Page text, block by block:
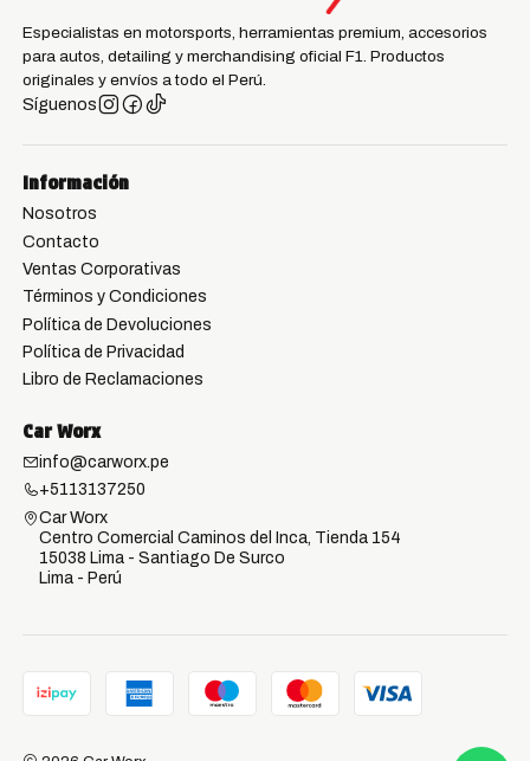
Especialistas en motorsports, herramientas premium, accesorios
para autos, detailing y merchandising oficial F1. Productos
originales y envíos a todo el Perú.
Síguenos
Información
Nosotros
Contacto
Ventas Corporativas
Términos y Condiciones
Política de Devoluciones
Política de Privacidad
Libro de Reclamaciones
Car Worx
info@carworx.pe
+5113137250
Car Worx
Centro Comercial Caminos del Inca, Tienda 154
15038 Lima - Santiago De Surco
Lima - Perú